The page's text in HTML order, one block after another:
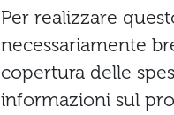
Per realizzare
necessariamente
copertura delle
informazioni sul